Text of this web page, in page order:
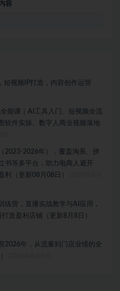
容
短视频IP打造，内容创作运营
能课｜AI工具入门、短视频全流
软件实操、数字人商业视频落地
2023-2026年），覆盖淘系、拼
书等多平台，助力电商人避开
利（更新08月08日）
练营，直播实战教学与AI应用，
造盈利店铺（更新8月8日）
2026年，从流量到门店业绩的全